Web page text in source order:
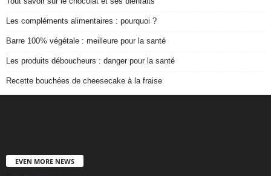
Les compléments alimentaires : pourquoi ?
Barre 100% végétale : meilleure pour la santé
Les produits déboucheurs : danger pour la santé
Recette bouchées de cheesecake à la fraise
EVEN MORE NEWS